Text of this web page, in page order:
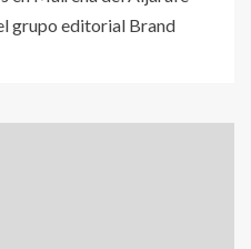
grupo editorial Brand